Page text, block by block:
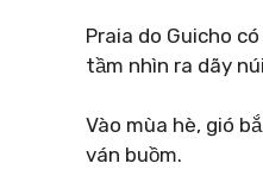
Praia do Guicho
tầm nhìn ra dãy
Vào mùa hè, gió
ván buồm.